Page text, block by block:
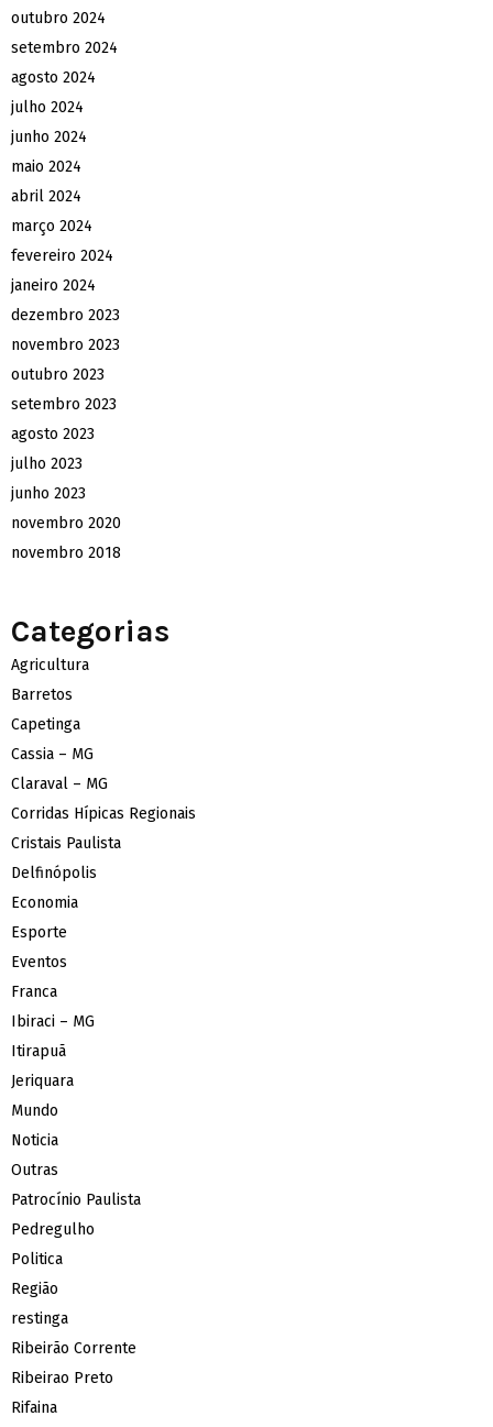
outubro 2024
setembro 2024
agosto 2024
julho 2024
junho 2024
maio 2024
abril 2024
março 2024
fevereiro 2024
janeiro 2024
dezembro 2023
novembro 2023
outubro 2023
setembro 2023
agosto 2023
julho 2023
junho 2023
novembro 2020
novembro 2018
Categorias
Agricultura
Barretos
Capetinga
Cassia – MG
Claraval – MG
Corridas Hípicas Regionais
Cristais Paulista
Delfinópolis
Economia
Esporte
Eventos
Franca
Ibiraci – MG
Itirapuã
Jeriquara
Mundo
Noticia
Outras
Patrocínio Paulista
Pedregulho
Politica
Região
restinga
Ribeirão Corrente
Ribeirao Preto
Rifaina